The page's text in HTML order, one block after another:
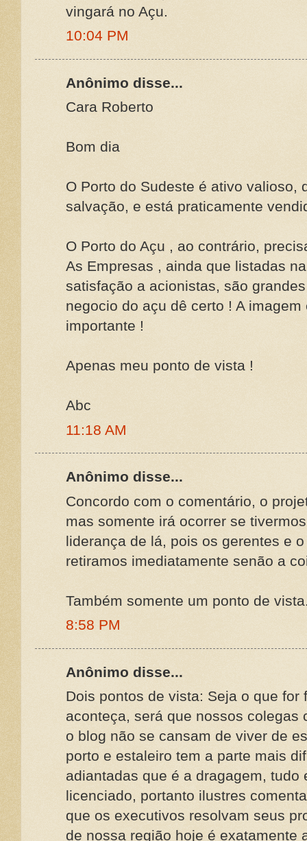
vingará no Açu.
10:04 PM
Anônimo disse...
Cara Roberto
Bom dia
O Porto do Sudeste é ativo valioso,
salvação, e está praticamente
O Porto do Açu , ao contrário,
As Empresas , ainda que listadas
satisfação a acionistas, são
negocio do açu dê certo ! A
importante !
Apenas meu ponto de vista !
Abc
11:18 AM
Anônimo disse...
Concordo com o comentário, o
mas somente irá ocorrer se
liderança de lá, pois os gerentes e
retiramos imediatamente senão a
Também somente um ponto de
8:58 PM
Anônimo disse...
Dois pontos de vista: Seja o que for
aconteça, será que nossos colegas
o blog não se cansam de viver de
porto e estaleiro tem a parte mais
adiantadas que é a dragagem, tudo
licenciado, portanto ilustres
que os executivos resolvam seus
de nossa região hoje é exatamente